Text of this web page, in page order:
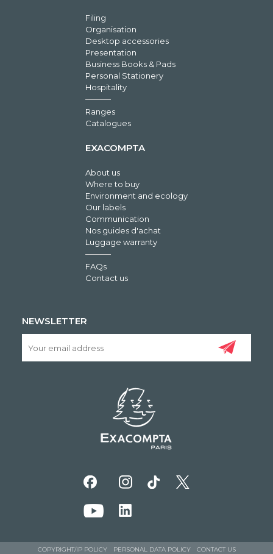
Filing
Organisation
Desktop accessories
Presentation
Business Books & Pads
Personal Stationery
Hospitality
Ranges
Catalogues
EXACOMPTA
About us
Where to buy
Environment and ecology
Our labels
Communication
Nos guides d'achat
Luggage warranty
FAQs
Contact us
NEWSLETTER
COPYRIGHT/IP POLICY PERSONAL DATA POLICY CONTACT US